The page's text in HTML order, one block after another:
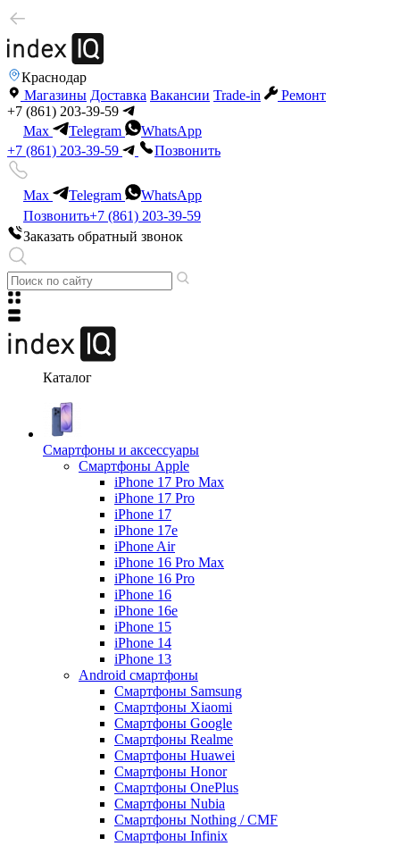
Краснодар
Магазины Доставка Вакансии Trade-in
Ремонт
+7 (861) 203-39-59
Max
Telegram
WhatsApp
+7 (861) 203-39-59
Позвонить
Max Telegram
WhatsApp
Позвонить+7 (861) 203-39-59
Заказать обратный звонок
Каталог
Смартфоны и аксессуары
Смартфоны Apple
iPhone 17 Pro Max
iPhone 17 Pro
iPhone 17
iPhone 17e
iPhone Air
iPhone 16 Pro Max
iPhone 16 Pro
iPhone 16
iPhone 16e
iPhone 15
iPhone 14
iPhone 13
Android cмартфоны
Смартфоны Samsung
Смартфоны Xiaomi
Смартфоны Google
Смартфоны Realme
Смартфоны Huawei
Смартфоны Honor
Смартфоны OnePlus
Смартфоны Nubia
Смартфоны Nothing / CMF
Смартфоны Infinix